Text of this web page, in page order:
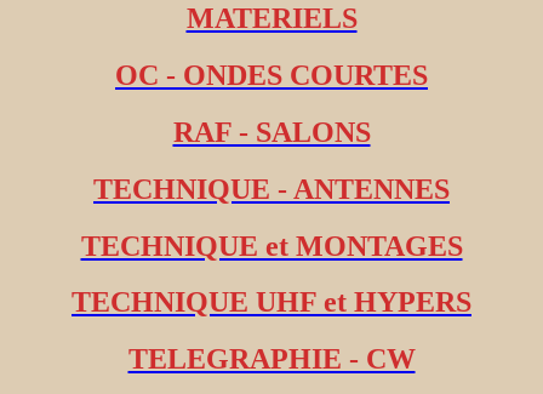
MATERIELS
OC - ONDES COURTES
RAF - SALONS
TECHNIQUE - ANTENNES
TECHNIQUE et MONTAGES
TECHNIQUE UHF et HYPERS
TELEGRAPHIE - CW